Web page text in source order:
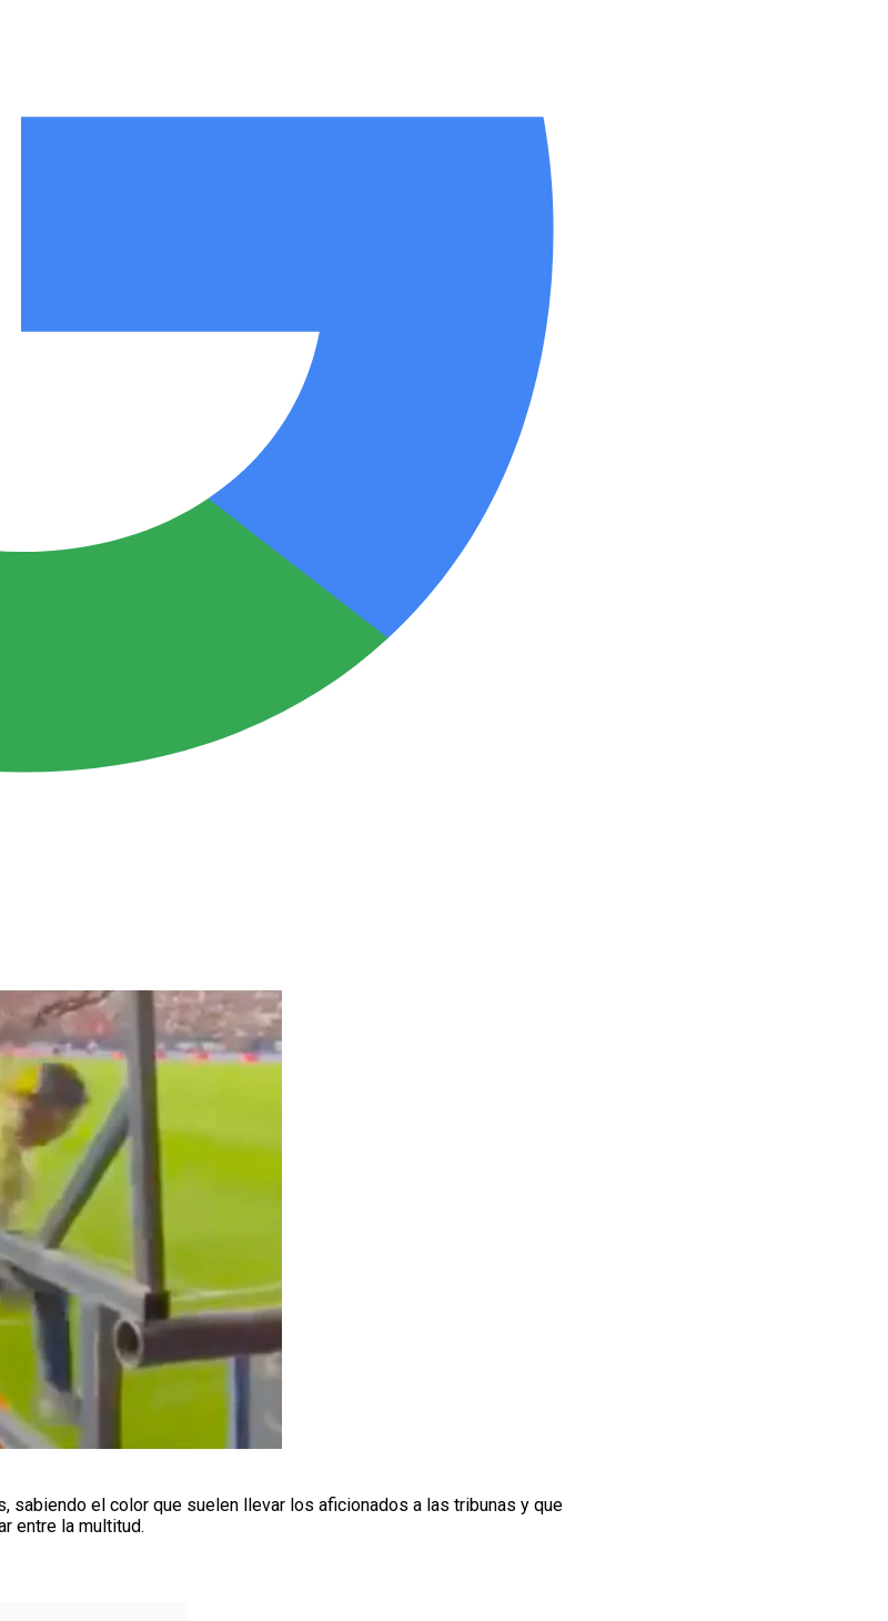
sabiendo el color que suelen llevar los aficionados a las tribunas y que
entre la multitud.